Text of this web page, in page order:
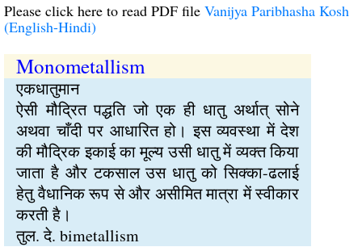
Please click here to read PDF file Vanijya Paribhasha Kosh
(English-Hindi)
Monometallism
एकधातुमान
ऐसी मौद्रित पद्धति जो एक ही धातु अर्थात् सोने
अथवा चाँदी पर आधारित हो। इस व्यवस्था में देश
की मौद्रिक इकाई का मूल्य उसी धातु में व्यक्त किया
जाता है और टकसाल उस धातु को सिक्का-ढलाई
हेतु वैधानिक रूप से और असीमित मात्रा में स्वीकार
करती है।
तुल. दे. bimetallism